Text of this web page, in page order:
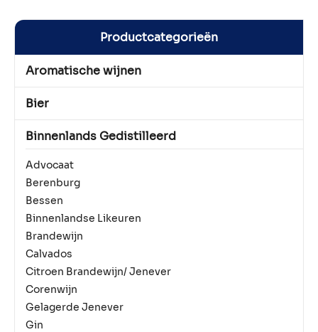
Productcategorieën
Aromatische wijnen
Bier
Binnenlands Gedistilleerd
Advocaat
Berenburg
Bessen
Binnenlandse Likeuren
Brandewijn
Calvados
Citroen Brandewijn/ Jenever
Corenwijn
Gelagerde Jenever
Gin